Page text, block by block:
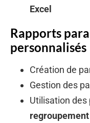
Excel
Rapports
personnalisés
Création de
Gestion des
Utilisation des